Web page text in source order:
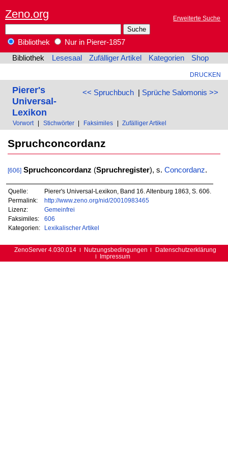
Zeno.org Erweiterte Suche
Bibliothek
Nur in Pierer-1857
Bibliothek
Lesesaal Zufälliger Artikel Kategorien Shop
DRUCKEN
<< Spruchbuch| Sprüche Salomonis >>
Pierer's
Universal-
Lexikon
Vorwort Stichwörter Faksimiles Zufälliger Artikel
Spruchconcordanz
[606] Spruchconcordanz (Spruchregister), s. Concordanz.
Quelle:
Pierer's Universal-Lexikon, Band 16. Altenburg 1863, S. 606.
Permalink:
http://www.zeno.org/nid/20010983465
Lizenz:
Gemeinfrei
Faksimiles:
606
Kategorien:
Lexikalischer Artikel
ZenoServer 4.030.014 Nutzungsbedingungen
Datenschutzerklärung
Impressum